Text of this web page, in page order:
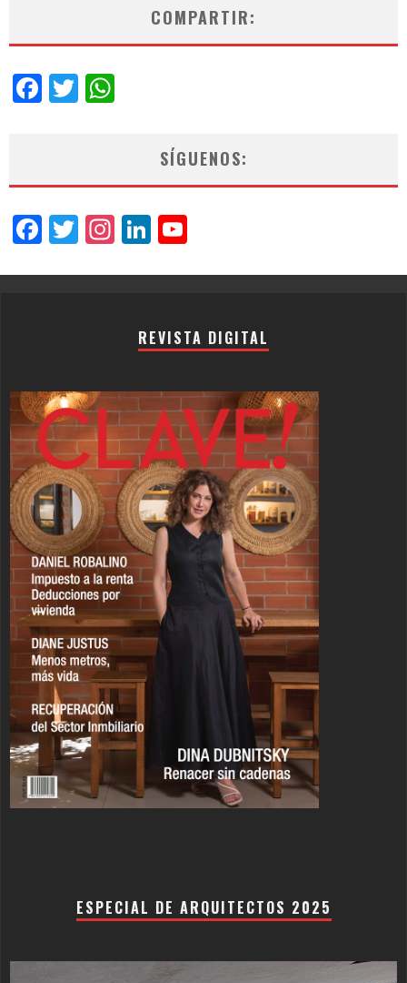
COMPARTIR:
Facebook
Twitter
SÍGUENOS:
Facebook
Twitter
Instagram
LinkedIn
REVISTA DIGITAL
ESPECIAL DE ARQUITECTOS 2025